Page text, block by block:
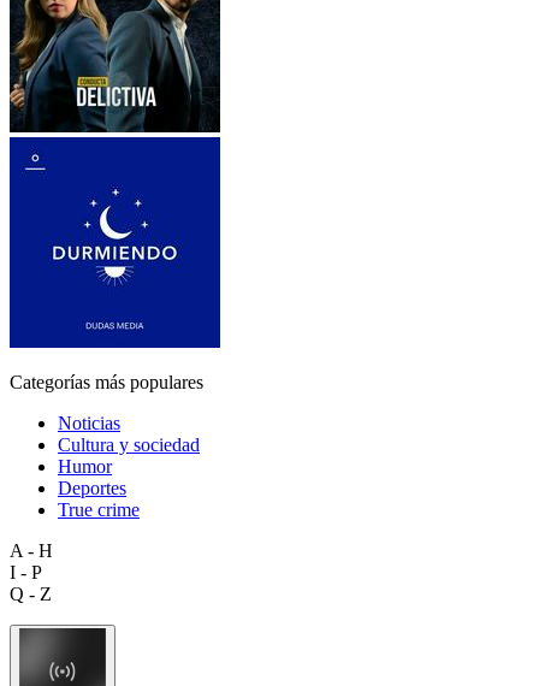
Categorías más populares
Noticias
Cultura y sociedad
Humor
Deportes
True crime
A - H
I - P
Q - Z